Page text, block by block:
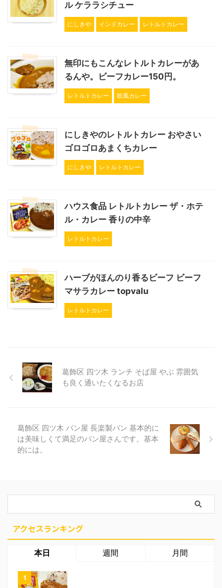
ル ケララシチュー
にしきや インドカレー レトルトカレー
無印にもこんなレトルトカレーがあ
るんや。ビーフカレー150円。
レトルトカレー 欧風カレー
にしきやのレトルトカレー おやさい
ゴロゴロあまくちカレー
にしきや レトルトカレー
ハウス食品 レトルトカレー ザ・ホテ
ル・カレー 香りの中辛
レトルトカレー
ハーブがほんのり香るビーフ ビーフ
マサラカレー topvalu
レトルトカレー
葛飾区 四ツ木 ランチ そば屋 やぶ 雰囲気
も良く通いたくなるお店
葛飾区 四ツ木 パン屋 長楽製パン 基本的に
は美味しくて満足のパン屋さんです。基本
的には。
アクセスランキング
本日 週間 月間